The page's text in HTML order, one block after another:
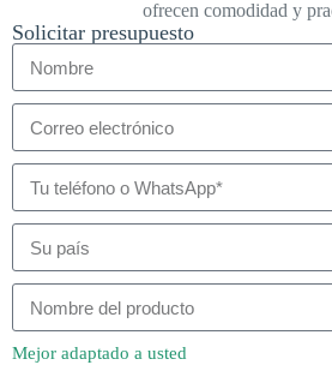
ofrecen comodidad y
Solicitar presupuesto
Mejor adaptado a usted